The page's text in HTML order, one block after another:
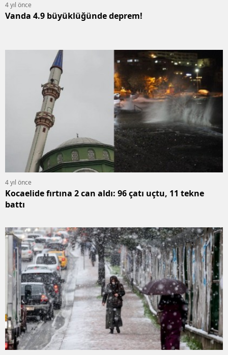
4 yıl önce
Vanda 4.9 büyüklüğünde deprem!
4 yıl önce
Kocaelide fırtına 2 can aldı: 96 çatı uçtu, 11 tekne
battı